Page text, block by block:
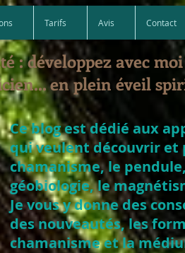
: développez avec
en plein éveil
Ce blog est dédié aux
qui veulent découvrir et
chamanisme, le
géobiologie, le
Je vous y donne des
des nouveautés, les
chamanisme et la
Tarifs Avis Contact